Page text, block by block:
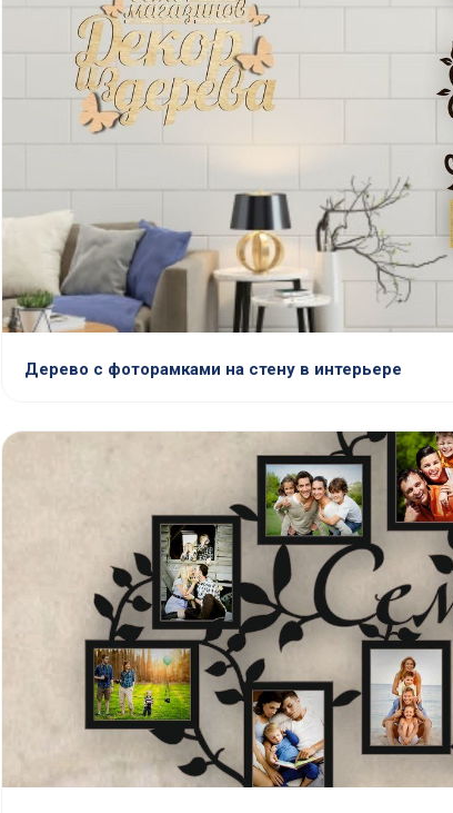
Дерево с фоторамками на стену в интерьере